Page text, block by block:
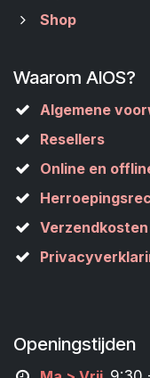
Shop
Waarom AIOS?
Algemene
Resellers
Online en
Verzendkosten
Openingstijden